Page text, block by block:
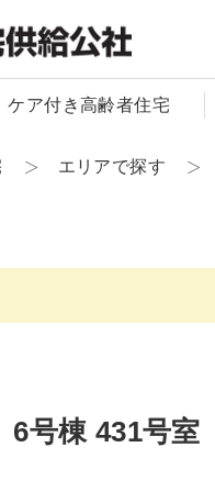
ケア付き高齢者住宅
エリアで探す
6号棟 431号室